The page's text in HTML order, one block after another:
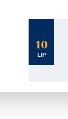
10
LIP